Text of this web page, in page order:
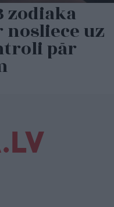
zodiaka
uz
pār